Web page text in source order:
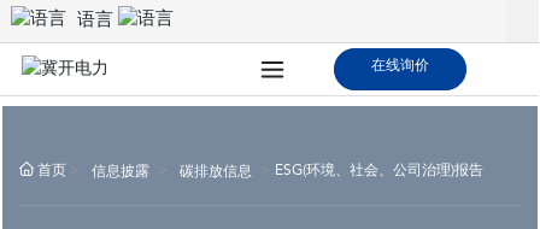
语言
在线询价
首页 信息披露 碳排放信息 ESG(环境、社会、公司治理)报告